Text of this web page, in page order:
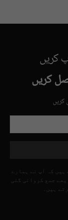
کریں
کریں
کریں
ہیں کہ آپ نے ہمارے
جمع کروائی گئی
ہیں۔